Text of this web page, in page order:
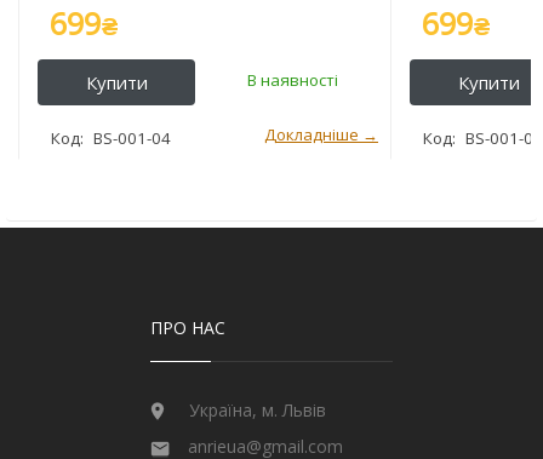
BS-001-04
699₴
BS-001-
699₴
ПРО НАС
Україна, м. Львів
anrieua@gmail.com